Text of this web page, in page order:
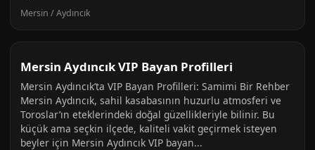
Mersin / Aydıncık
Mersin Aydıncık VIP Bayan Profilleri
Mersin Aydıncık’ta VIP Bayan Profilleri: Samimi Bir Rehber
Mersin Aydıncık, sahil kasabasının huzurlu atmosferi ve
Toroslar’ın eteklerindeki doğal güzellikleriyle bilinir. Bu
küçük ama seçkin ilçede, kaliteli vakit geçirmek isteyen
beyler için Mersin Aydıncık VIP bayan...